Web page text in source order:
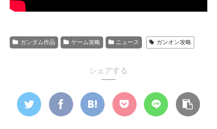
ガンダム作品 ゲーム攻略 ニュース ガンオン攻略
シェアする